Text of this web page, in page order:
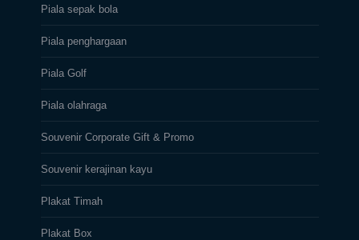
Piala sepak bola
Piala penghargaan
Piala Golf
Piala olahraga
Souvenir Corporate Gift & Promo
Souvenir kerajinan kayu
Plakat Timah
Plakat Box